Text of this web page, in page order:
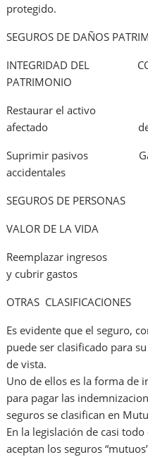
protegido.
SEGUROS DE DAÑOS
INTEGRIDAD DEL
PATRIMONIO
Restaurar el activo
afectado de
Suprimir pasivos
accidentales
SEGUROS DE PERSONAS
VALOR DE LA VIDA
Reemplazar ingresos
y cubrir gastos
OTRAS CLASIFICACIONES
Es evidente que el seguro,
puede ser clasificado para
de vista.
Uno de ellos es la forma de
para pagar las
seguros se clasifican en
En la legislación de casi
aceptan los seguros